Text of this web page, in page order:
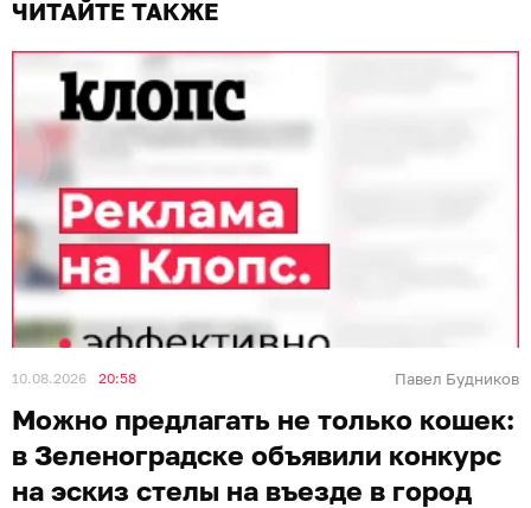
ЧИТАЙТЕ ТАКЖЕ
10.08.2026 20:58 Павел Будников
Можно предлагать не только кошек:
в Зеленоградске объявили конкурс
на эскиз стелы на въезде в город